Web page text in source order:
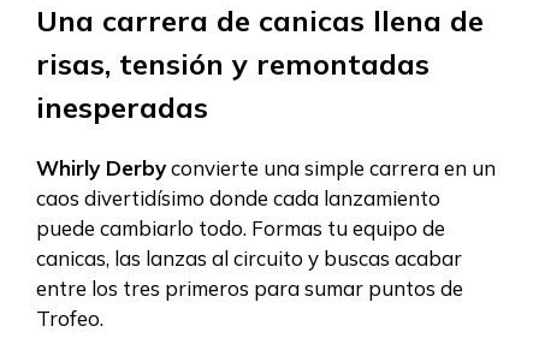
Una carrera de canicas llena de
risas, tensión y remontadas
inesperadas
Whirly Derbyconvierte una simple carrera en un
caos divertidísimo donde cada lanzamiento
puede cambiarlo todo. Formas tu equipo de
canicas, las lanzas al circuito y buscas acabar
entre los tres primeros para sumar puntos de
Trofeo.